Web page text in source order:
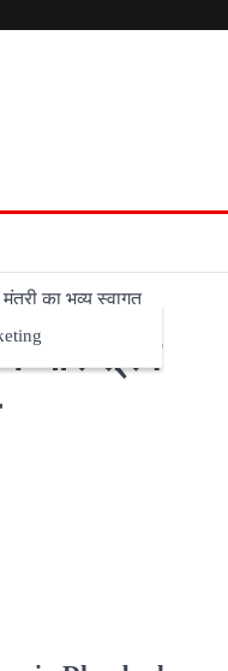
का भव्य स्वागत
और श्रम